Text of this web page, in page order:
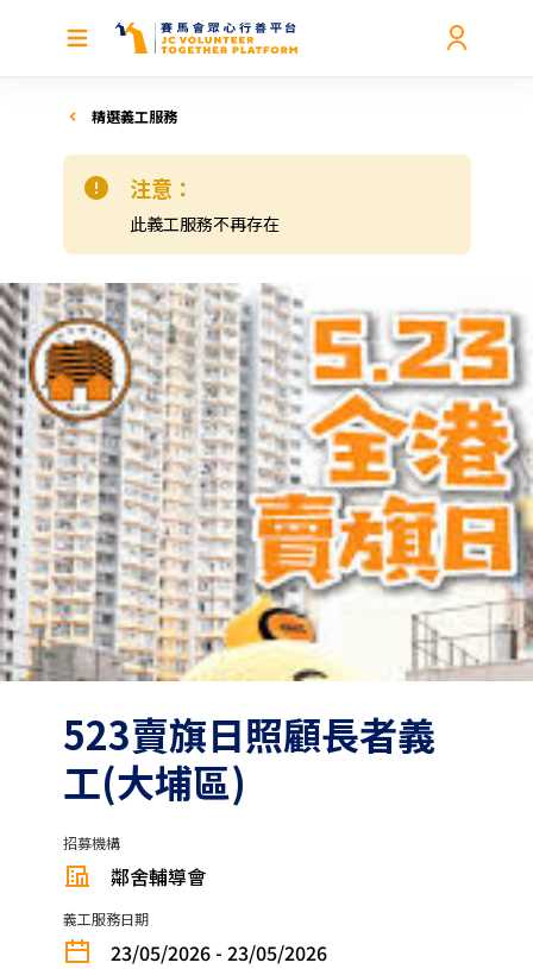
精選義工服務
注意：
此義工服務不再存在
523賣旗日照顧長者義
工(大埔區)
招募機構
鄰舍輔導會
義工服務日期
23/05/2026 - 23/05/2026